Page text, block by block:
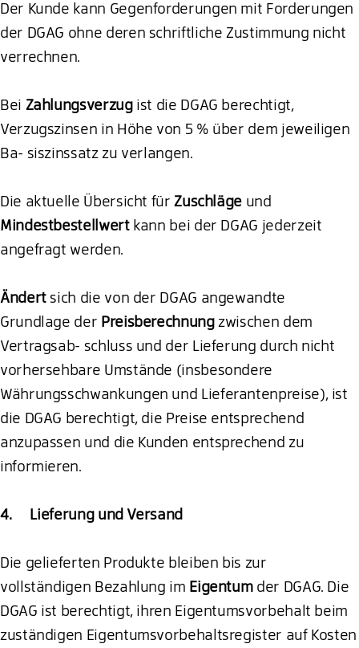
Der Kunde kann Gegenforderungen mit Forderungen
der DGAG ohne deren schriftliche Zustimmung nicht
verrechnen.
Bei Zahlungsverzug ist die DGAG berechtigt,
Verzugszinsen in Höhe von 5 % über dem jeweiligen
Ba- siszinssatz zu verlangen.
Die aktuelle Übersicht fürZuschläge und
Mindestbestellwert kann bei der DGAG jederzeit
angefragt werden.
Ändertsich die von der DGAG angewandte
Grundlage der Preisberechnung zwischen dem
Vertragsab- schluss und der Lieferung durch nicht
vorhersehbare Umstände (insbesondere
Währungsschwankungen und Lieferantenpreise), ist
die DGAG berechtigt, die Preise entsprechend
anzupassen und die Kunden entsprechend zu
informieren.
4. Lieferung und Versand
Die gelieferten Produkte bleiben bis zur
vollständigen Bezahlung im Eigentum der DGAG. Die
DGAG ist berechtigt, ihren Eigentumsvorbehalt beim
zuständigen Eigentumsvorbehaltsregister auf Kosten